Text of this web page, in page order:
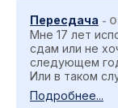
Пересдача -
Мне 17 лет
сдам или не
следующем
Или в таком
Подробнее...